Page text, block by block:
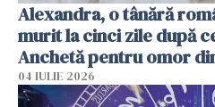
Alexandra, o tânără
murit la cinci zile după
Anchetă pentru omor
04 IULIE 2026